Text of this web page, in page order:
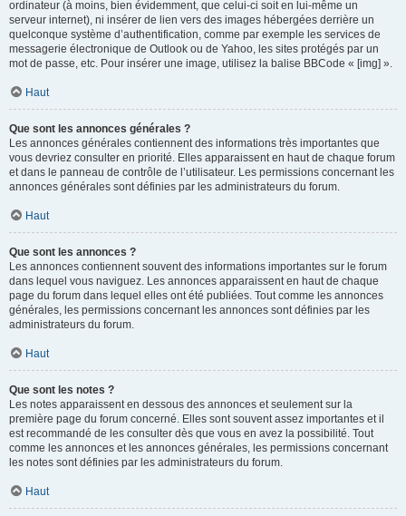
ordinateur (à moins, bien évidemment, que celui-ci soit en lui-même un
serveur internet), ni insérer de lien vers des images hébergées derrière un
quelconque système d’authentification, comme par exemple les services de
messagerie électronique de Outlook ou de Yahoo, les sites protégés par un
mot de passe, etc. Pour insérer une image, utilisez la balise BBCode « [img] ».
Haut
Que sont les annonces générales ?
Les annonces générales contiennent des informations très importantes que
vous devriez consulter en priorité. Elles apparaissent en haut de chaque forum
et dans le panneau de contrôle de l’utilisateur. Les permissions concernant les
annonces générales sont définies par les administrateurs du forum.
Haut
Que sont les annonces ?
Les annonces contiennent souvent des informations importantes sur le forum
dans lequel vous naviguez. Les annonces apparaissent en haut de chaque
page du forum dans lequel elles ont été publiées. Tout comme les annonces
générales, les permissions concernant les annonces sont définies par les
administrateurs du forum.
Haut
Que sont les notes ?
Les notes apparaissent en dessous des annonces et seulement sur la
première page du forum concerné. Elles sont souvent assez importantes et il
est recommandé de les consulter dès que vous en avez la possibilité. Tout
comme les annonces et les annonces générales, les permissions concernant
les notes sont définies par les administrateurs du forum.
Haut